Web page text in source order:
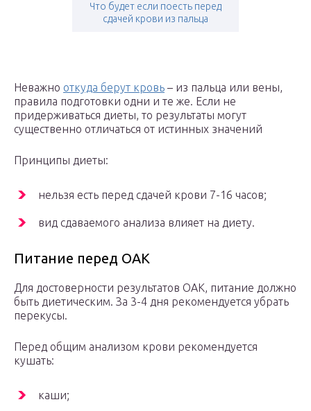
Что будет если поесть перед
сдачей крови из пальца
Неважно откуда берут кровь – из пальца или вены,
правила подготовки одни и те же. Если не
придерживаться диеты, то результаты могут
существенно отличаться от истинных значений
Принципы диеты:
нельзя есть перед сдачей крови 7-16 часов;
вид сдаваемого анализа влияет на диету.
Питание перед ОАК
Для достоверности результатов ОАК, питание должно
быть диетическим. За 3-4 дня рекомендуется убрать
перекусы.
Перед общим анализом крови рекомендуется
кушать:
каши;